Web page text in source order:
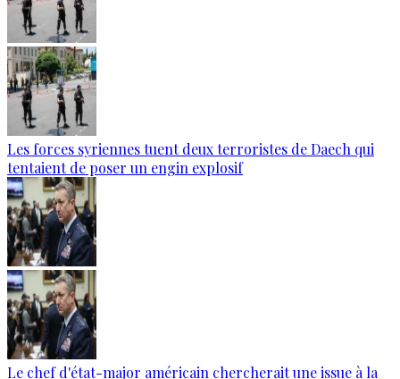
Les forces syriennes tuent deux terroristes de Daech qui
tentaient de poser un engin explosif
Le chef d'état-major américain chercherait une issue à la